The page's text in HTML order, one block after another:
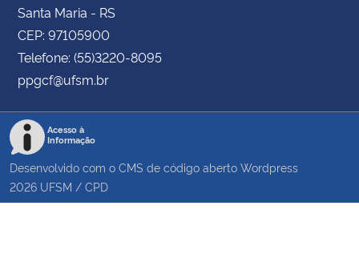
Santa Maria - RS
CEP: 97105900
Telefone: (55)3220-8095
ppgcf@ufsm.br
Acesso à
Informação
Desenvolvido com o CMS de código aberto Wordpress
2026 UFSM / CPD